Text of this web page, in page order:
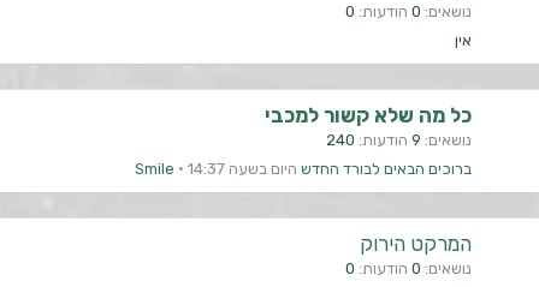
נושאים 0 הודעות 0
אין
כל מה שלא קשור למכבי
נושאים 9 הודעות 240
ברוכים הבאים לבורד החדש היום בשעה 14:37 Smile
המרקט הירוק
נושאים 0 הודעות 0